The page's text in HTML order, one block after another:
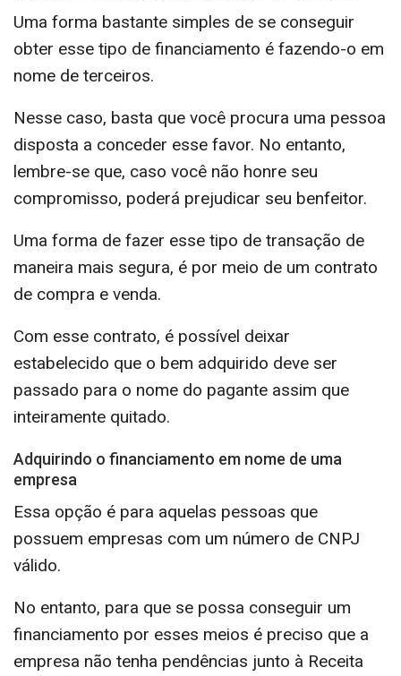
Uma forma bastante simples de se conseguir
obter esse tipo de financiamento é fazendo-o em
nome de terceiros.
Nesse caso, basta que você procura uma pessoa
disposta a conceder esse favor. No entanto,
lembre-se que, caso você não honre seu
compromisso, poderá prejudicar seu benfeitor.
Uma forma de fazer esse tipo de transação de
maneira mais segura, é por meio de um contrato
de compra e venda.
Com esse contrato, é possível deixar
estabelecido que o bem adquirido deve ser
passado para o nome do pagante assim que
inteiramente quitado.
Adquirindo o financiamento em nome de uma
empresa
Essa opção é para aquelas pessoas que
possuem empresas com um número de CNPJ
válido.
No entanto, para que se possa conseguir um
financiamento por esses meios é preciso que a
empresa não tenha pendências junto à Receita